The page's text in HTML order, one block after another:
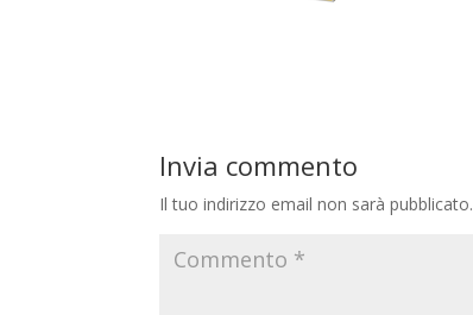
Invia commento
Il tuo indirizzo email non sarà pubblicato.